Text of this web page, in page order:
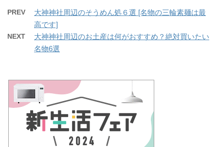
PREV
大神神社周辺のそうめん処６選 [名物の三輪素麺は最
高です]
NEXT
大神神社周辺のお土産は何がおすすめ？絶対買いたい
名物6選